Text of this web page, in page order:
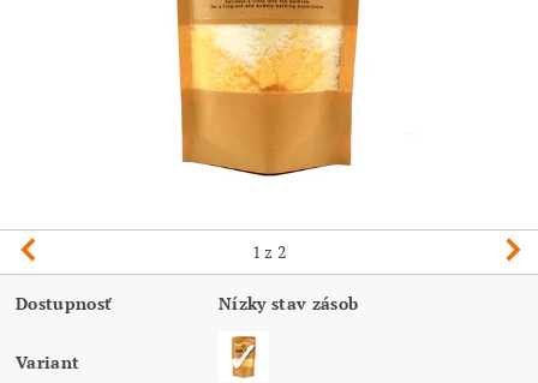
1 z 2
Dostupnosť Nízky stav zásob
Variant